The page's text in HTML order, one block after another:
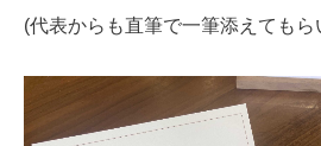
(代表からも直筆で一筆添えてもら